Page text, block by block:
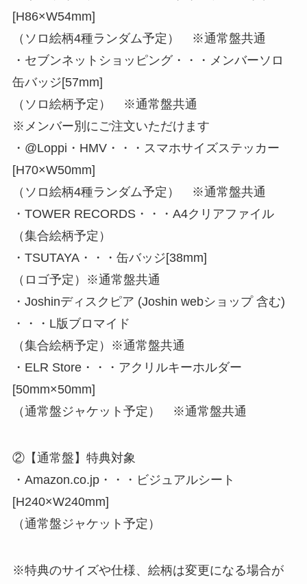
[H86×W54mm]
（ソロ絵柄4種ランダム予定） ※通常盤共通
・セブンネットショッピング・・・メンバーソロ
缶バッジ[57mm]
（ソロ絵柄予定） ※通常盤共通
※メンバー別にご注文いただけます
・@Loppi・HMV・・・スマホサイズステッカー
[H70×W50mm]
（ソロ絵柄4種ランダム予定） ※通常盤共通
・TOWER RECORDS・・・A4クリアファイル
（集合絵柄予定）
・TSUTAYA・・・缶バッジ[38mm]
（ロゴ予定）※通常盤共通
・Joshinディスクピア (Joshin webショップ 含む)
・・・L版ブロマイド
（集合絵柄予定）※通常盤共通
・ELR Store・・・アクリルキーホルダー
[50mm×50mm]
（通常盤ジャケット予定） ※通常盤共通
②【通常盤】特典対象
・Amazon.co.jp・・・ビジュアルシート
[H240×W240mm]
（通常盤ジャケット予定）
※特典のサイズや仕様、絵柄は変更になる場合が